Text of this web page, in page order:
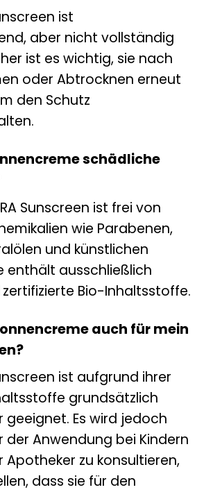
ist
aber nicht vollständig
ist es wichtig, sie nach
oder Abtrocknen erneut
den Schutz
schädliche
Sunscreen ist frei von
wie Parabenen,
und künstlichen
enthält ausschließlich
Bio-Inhaltsstoffe.
auch für mein
ist aufgrund ihrer
grundsätzlich
geeignet. Es wird jedoch
der Anwendung bei Kindern
Apotheker zu konsultieren,
dass sie für den